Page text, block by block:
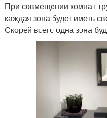
При совмещении комнат
каждая зона будет иметь
Скорей всего одна зона